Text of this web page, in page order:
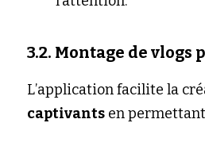
3.2. Montage de vlogs
L’application facilite la
captivants en